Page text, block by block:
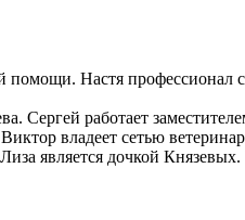
помощи. Настя
Сергей работает
владеет сетью
является дочкой